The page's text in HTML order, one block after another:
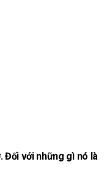
Đối với những gì nó là